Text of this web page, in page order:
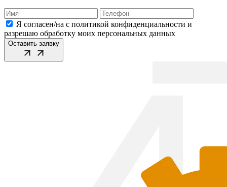
Я согласен/на с политикой конфиденциальности и
разрешаю обработку моих персональных данных
Оставить заявку